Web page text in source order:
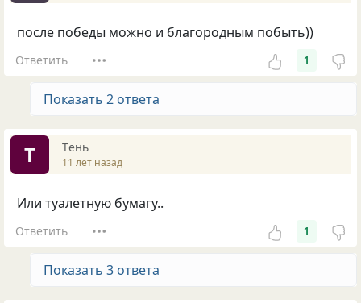
после победы можно и благородным побыть))
Ответить 1
Показать 2 ответа
T Tень
11 лет назад
Или туалетную бумагу..
Ответить 1
Показать 3 ответа